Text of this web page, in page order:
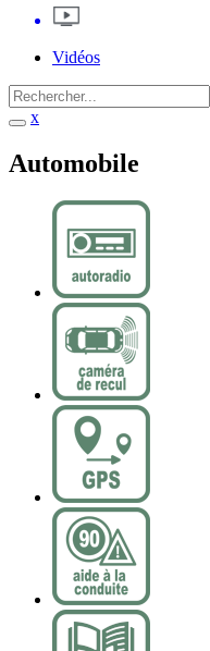
Vidéos
x
Automobile